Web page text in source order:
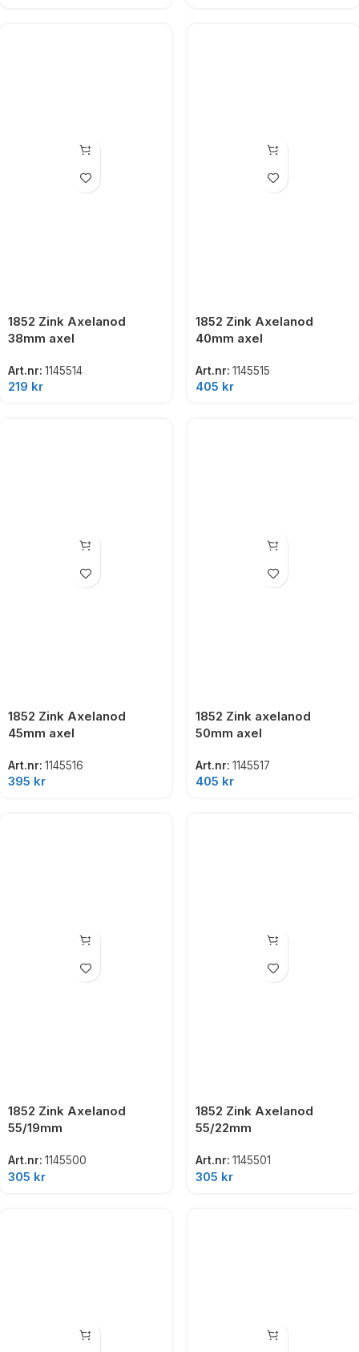
1852 Zink Axelanod
38mm axel
Art.nr: 1145514
219 kr
1852 Zink Axelanod
40mm axel
Art.nr: 1145515
405 kr
1852 Zink Axelanod
45mm axel
Art.nr: 1145516
395 kr
1852 Zink axelanod
50mm axel
Art.nr: 1145517
405 kr
1852 Zink Axelanod
55/19mm
Art.nr: 1145500
305 kr
1852 Zink Axelanod
55/22mm
Art.nr: 1145501
305 kr